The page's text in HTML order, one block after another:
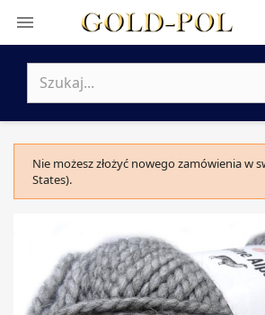

Nie możesz złożyć nowego zamówienia w
States).